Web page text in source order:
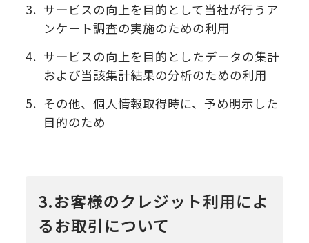
3. サービスの向上を目的として当社が行うア
ンケート調査の実施のための利用
4. サービスの向上を目的としたデータの集計
および当該集計結果の分析のための利用
5. その他、個人情報取得時に、予め明示した
目的のため
3.お客様のクレジット利用によ
るお取引について